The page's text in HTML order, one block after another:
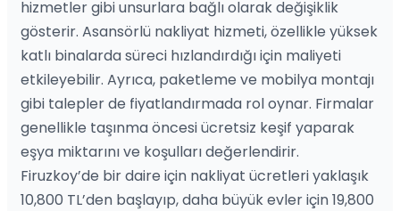
hizmetler gibi unsurlara bağlı olarak değişiklik
gösterir. Asansörlü nakliyat hizmeti, özellikle yüksek
katlı binalarda süreci hızlandırdığı için maliyeti
etkileyebilir. Ayrıca, paketleme ve mobilya montajı
gibi talepler de fiyatlandırmada rol oynar. Firmalar
genellikle taşınma öncesi ücretsiz keşif yaparak
eşya miktarını ve koşulları değerlendirir.
Firuzkoy’de bir daire için nakliyat ücretleri yaklaşık
10,800 TL’den başlayıp, daha büyük evler için 19,800